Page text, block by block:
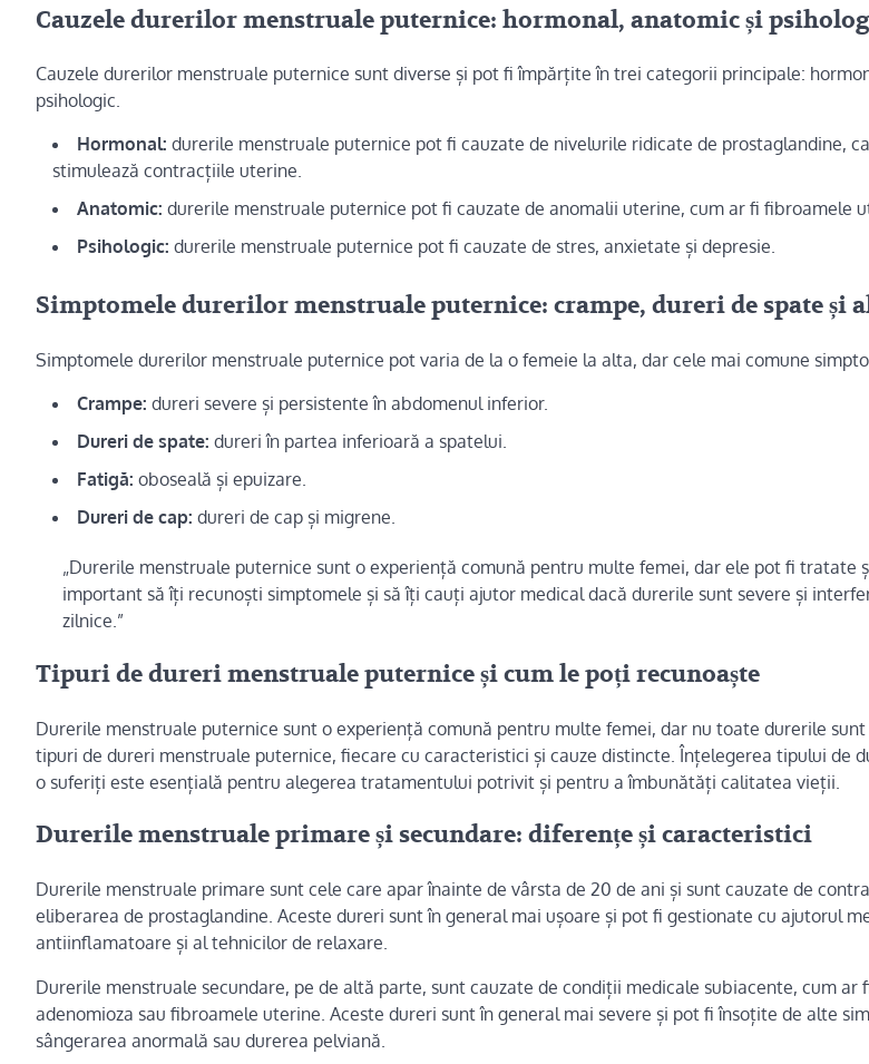
Cauzele durerilor menstruale puternice: hormonal, anatomic și
Cauzele durerilor menstruale puternice sunt diverse și pot fi împărțite în trei categorii principale:
psihologic.
Hormonal: durerile menstruale puternice pot fi cauzate de nivelurile ridicate de prostaglandine,
stimulează contracțiile uterine.
Anatomic: durerile menstruale puternice pot fi cauzate de anomalii uterine, cum ar fi fibroamele
Psihologic: durerile menstruale puternice pot fi cauzate de stres, anxietate și depresie.
Simptomele durerilor menstruale puternice: crampe, dureri de spate și
Simptomele durerilor menstruale puternice pot varia de la o femeie la alta, dar cele mai comune
Crampe: dureri severe și persistente în abdomenul inferior.
Dureri de spate: dureri în partea inferioară a spatelui.
Fatigă: oboseală și epuizare.
Dureri de cap: dureri de cap și migrene.
„Durerile menstruale puternice sunt o experiență comună pentru multe femei, dar ele pot fi tratate
important să îți recunoști simptomele și să îți cauți ajutor medical dacă durerile sunt severe și
zilnice.”
Tipuri de dureri menstruale puternice și cum le poți recunoaște
Durerile menstruale puternice sunt o experiență comună pentru multe femei, dar nu toate durerile
tipuri de dureri menstruale puternice, fiecare cu caracteristici și cauze distincte. Înțelegerea tipului de
o suferiți este esențială pentru alegerea tratamentului potrivit și pentru a îmbunătăți calitatea vieții.
Durerile menstruale primare și secundare: diferențe și caracteristici
Durerile menstruale primare sunt cele care apar înainte de vârsta de 20 de ani și sunt cauzate de
eliberarea de prostaglandine. Aceste dureri sunt în general mai ușoare și pot fi gestionate cu ajutorul
antiinflamatoare și al tehnicilor de relaxare.
Durerile menstruale secundare, pe de altă parte, sunt cauzate de condiții medicale subiacente, cum ar
adenomioza sau fibroamele uterine. Aceste dureri sunt în general mai severe și pot fi însoțite de alte
sângerarea anormală sau durerea pelviană.